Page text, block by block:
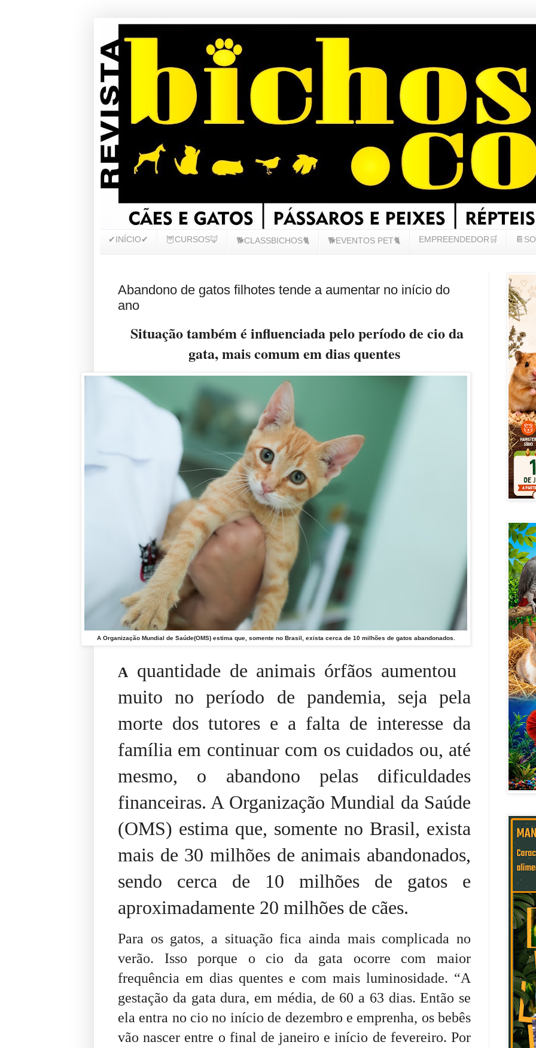
✔INÍCIO✔ 🦉CURSOS🦊 🐕CLASSBICHOS🐈 🐕EVENTOS PET🐈 EMPREENDEDOR🛒
Abandono de gatos filhotes tende a aumentar no início do
ano
Situação também é influenciada pelo período de cio da
gata, mais comum em dias quentes
A Organização Mundial de Saúde(OMS) estima que, somente no Brasil, exista cerca de 10 milhões de gatos abandonados.
Aquantidade de animais órfãos aumentou
muito no período de pandemia, seja pela
morte dos tutores e a falta de interesse da
família em continuar com os cuidados ou, até
mesmo, o abandono pelas dificuldades
financeiras. A Organização Mundial da Saúde
(OMS) estima que, somente no Brasil, exista
mais de 30 milhões de animais abandonados,
sendo cerca de 10 milhões de gatos e
aproximadamente 20 milhões de cães.
Para os gatos, a situação fica ainda mais complicada no
verão. Isso porque o cio da gata ocorre com maior
frequência em dias quentes e com mais luminosidade. “A
gestação da gata dura, em média, de 60 a 63 dias. Então se
ela entra no cio no início de dezembro e emprenha, os bebês
vão nascer entre o final de janeiro e início de fevereiro. Por